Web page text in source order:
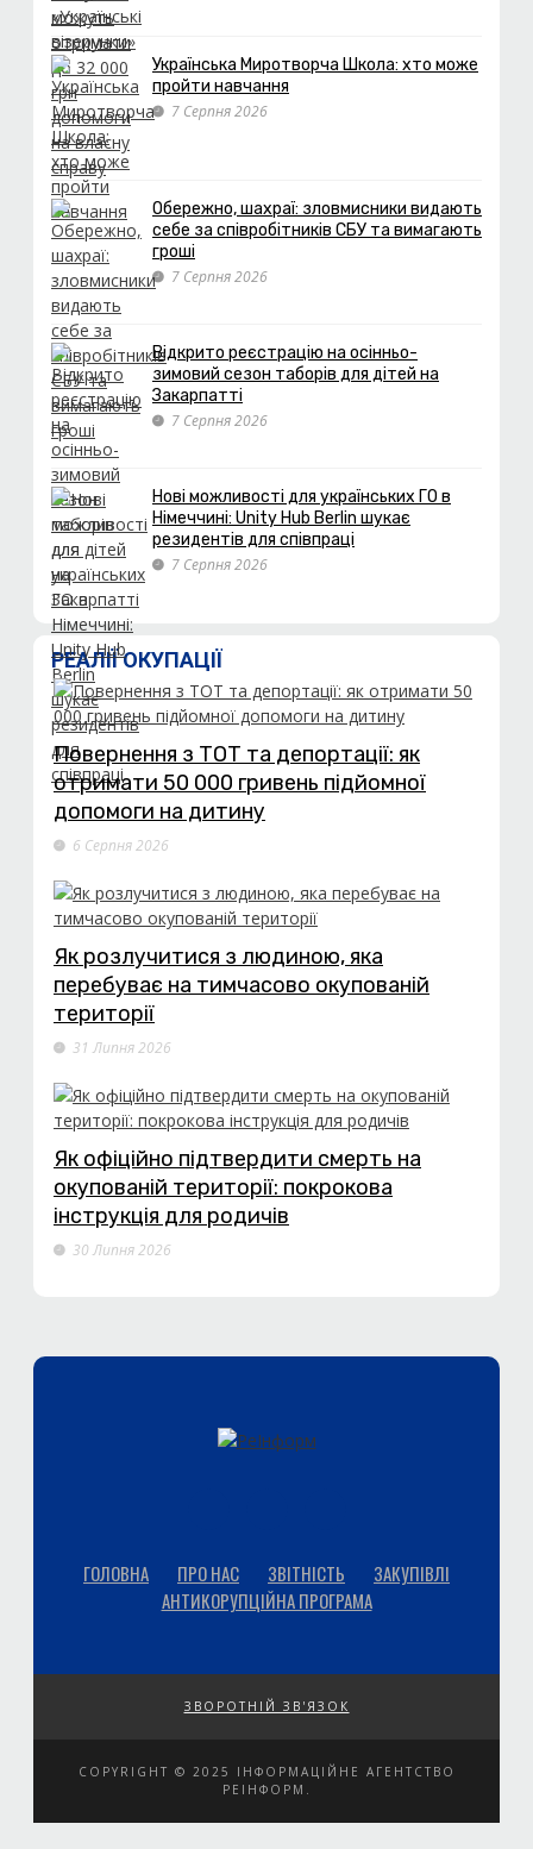
Українська Миротворча Школа: хто може
пройти навчання
7 Серпня 2026
Обережно, шахраї: зловмисники видають
себе за співробітників СБУ та вимагають
гроші
7 Серпня 2026
Відкрито реєстрацію на осінньо-
зимовий сезон таборів для дітей на
Закарпатті
7 Серпня 2026
Нові можливості для українських ГО в
Німеччині: Unity Hub Berlin шукає
резидентів для співпраці
7 Серпня 2026
РЕАЛІЇ ОКУПАЦІЇ
Повернення з ТОТ та депортації: як
отримати 50 000 гривень підйомної
допомоги на дитину
6 Серпня 2026
Як розлучитися з людиною, яка
перебуває на тимчасово окупованій
території
31 Липня 2026
Як офіційно підтвердити смерть на
окупованій території: покрокова
інструкція для родичів
30 Липня 2026
ГОЛОВНА ПРО НАС ЗВІТНІСТЬ
ЗАКУПІВЛІ
АНТИКОРУПЦІЙНА ПРОГРАМА
ЗВОРОТНІЙ ЗВ'ЯЗОК
COPYRIGHT © 2025 ІНФОРМАЦІЙНЕ АГЕНТСТВО
РЕІНФОРМ.